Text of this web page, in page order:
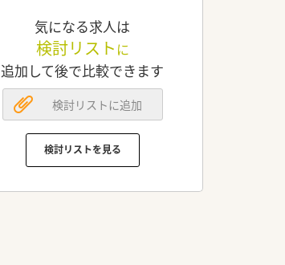
気になる求人は
検討リスト に
追加して後で比較できます
検討リストに追加
検討リストを見る